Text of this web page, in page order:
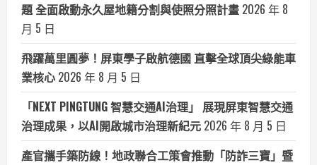
題 全面啟動永久屋地籍分割與使照分照計畫 2026 年 8
月 5 日
飛躍萬里圓夢！屏東學子啟航德國 直擊全球頂尖綠能車
業核心 2026 年 8 月 5 日
「NEXT PINGTUNG 智慧交通AI治理」 展現屏東智慧交通
治理成果，以AI開啟城市治理新紀元 2026 年 8 月 5 日
產官攜手築防線！地政聯合工策會推動「防詐三寶」暨